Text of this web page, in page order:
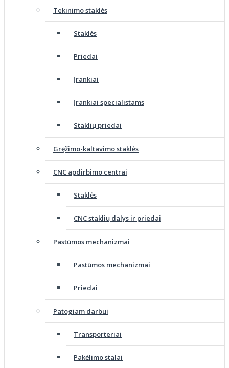
Tekinimo staklės
Staklės
Priedai
Įrankiai
Įrankiai specialistams
Staklių priedai
Gręžimo-kaltavimo staklės
CNC apdirbimo centrai
Staklės
CNC staklių dalys ir priedai
Pastūmos mechanizmai
Pastūmos mechanizmai
Priedai
Patogiam darbui
Transporteriai
Pakėlimo stalai